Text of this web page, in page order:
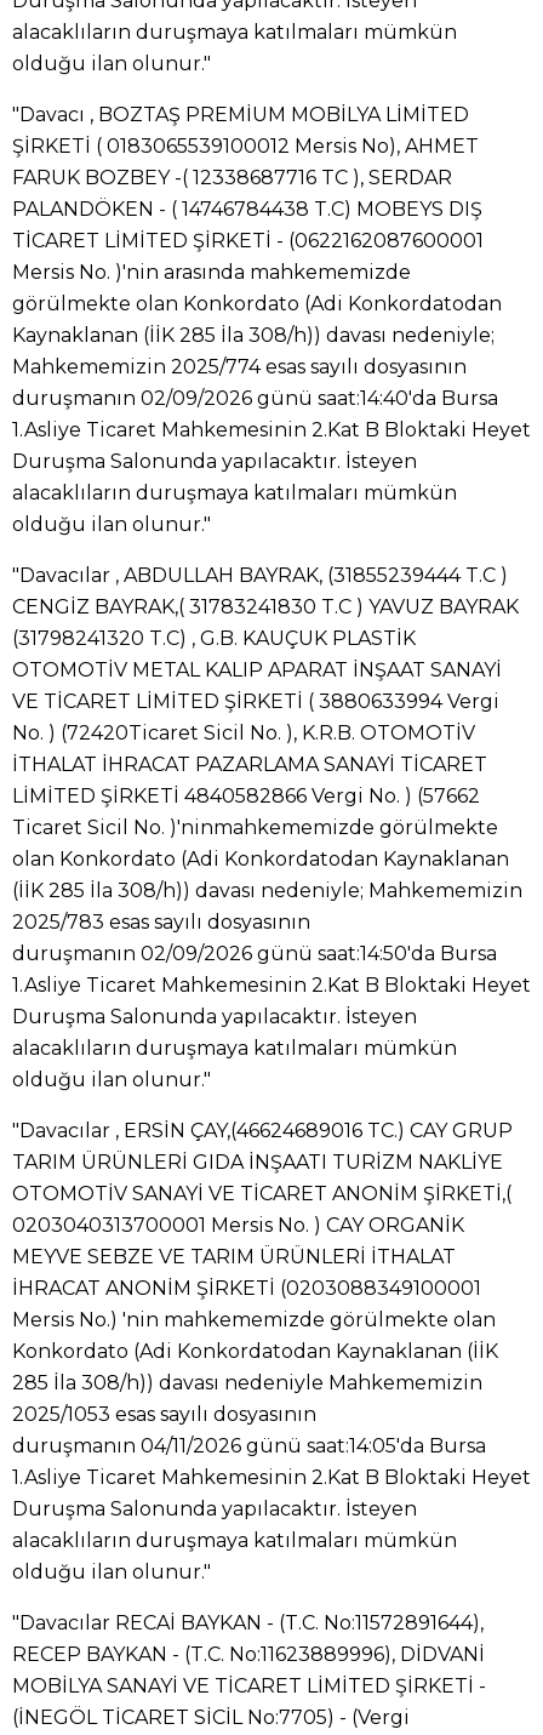
alacaklıların duruşmaya katılmaları mümkün
olduğu ilan olunur."
"Davacı , BOZTAŞ PREMİUM MOBİLYA LİMİTED
ŞİRKETİ ( 0183065539100012 Mersis No), AHMET
FARUK BOZBEY -( 12338687716 TC ), SERDAR
PALANDÖKEN - ( 14746784438 T.C) MOBEYS DIŞ
TİCARET LİMİTED ŞİRKETİ - (0622162087600001
Mersis No. )'nin arasında mahkememizde
görülmekte olan Konkordato (Adi Konkordatodan
Kaynaklanan (İİK 285 İla 308/h)) davası nedeniyle;
Mahkememizin 2025/774 esas sayılı dosyasının
duruşmanın 02/09/2026 günü saat:14:40'da Bursa
1.Asliye Ticaret Mahkemesinin 2.Kat B Bloktaki Heyet
Duruşma Salonunda yapılacaktır. İsteyen
alacaklıların duruşmaya katılmaları mümkün
olduğu ilan olunur."
"Davacılar , ABDULLAH BAYRAK, (31855239444 T.C )
CENGİZ BAYRAK,( 31783241830 T.C ) YAVUZ BAYRAK
(31798241320 T.C) , G.B. KAUÇUK PLASTİK
OTOMOTİV METAL KALIP APARAT İNŞAAT SANAYİ
VE TİCARET LİMİTED ŞİRKETİ ( 3880633994 Vergi
No. ) (72420Ticaret Sicil No. ), K.R.B. OTOMOTİV
İTHALAT İHRACAT PAZARLAMA SANAYİ TİCARET
LİMİTED ŞİRKETİ 4840582866 Vergi No. ) (57662
Ticaret Sicil No. )'ninmahkememizde görülmekte
olan Konkordato (Adi Konkordatodan Kaynaklanan
(İİK 285 İla 308/h)) davası nedeniyle; Mahkememizin
2025/783 esas sayılı dosyasının
duruşmanın 02/09/2026 günü saat:14:50'da Bursa
1.Asliye Ticaret Mahkemesinin 2.Kat B Bloktaki Heyet
Duruşma Salonunda yapılacaktır. İsteyen
alacaklıların duruşmaya katılmaları mümkün
olduğu ilan olunur."
"Davacılar , ERSİN ÇAY,(46624689016 TC.) CAY GRUP
TARIM ÜRÜNLERİ GIDA İNŞAATI TURİZM NAKLİYE
OTOMOTİV SANAYİ VE TİCARET ANONİM ŞİRKETİ,(
0203040313700001 Mersis No. ) CAY ORGANİK
MEYVE SEBZE VE TARIM ÜRÜNLERİ İTHALAT
İHRACAT ANONİM ŞİRKETİ (0203088349100001
Mersis No.) 'nin mahkememizde görülmekte olan
Konkordato (Adi Konkordatodan Kaynaklanan (İİK
285 İla 308/h)) davası nedeniyle Mahkememizin
2025/1053 esas sayılı dosyasının
duruşmanın 04/11/2026 günü saat:14:05'da Bursa
1.Asliye Ticaret Mahkemesinin 2.Kat B Bloktaki Heyet
Duruşma Salonunda yapılacaktır. İsteyen
alacaklıların duruşmaya katılmaları mümkün
olduğu ilan olunur."
"Davacılar RECAİ BAYKAN - (T.C. No:11572891644),
RECEP BAYKAN - (T.C. No:11623889996), DİDVANİ
MOBİLYA SANAYİ VE TİCARET LİMİTED ŞİRKETİ -
(İNEGÖL TİCARET SİCİL No:7705) - (Vergi